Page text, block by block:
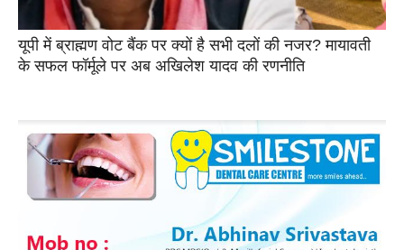
यूपी में ब्राह्मण वोट बैंक पर क्यों है सभी दलों की नजर? मायावती
के सफल फॉर्मूले पर अब अखिलेश यादव की रणनीति